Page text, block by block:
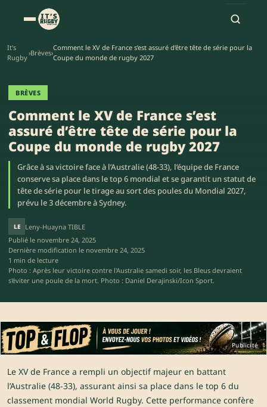
It's
Rugby
›Brèves›
Comment le XV de France s’est assuré d’être tête de série pour la
Coupe du monde de rugby 2027
BRÈVES
Comment le XV de France s’est
assuré d’être tête de série pour la
Coupe du monde de rugby 2027
Grâce à sa victoire face à l’Australie (48-33), l’équipe de France
conserve sa place dans le top 6 mondial et se garantit un statut de
tête de série pour le tirage au sort des poules du Mondial 2027,
prévu le 3 décembre à Sydney.
LE
Leny-Huayna TIBLE
Publié le novembre 24, 2025
Dernière modification le novembre 24, 2025
1 min de lecture
Photo : Après leur victoire contre l'Australie samedi soir, les Bleus devraient
s'éviter une poule de la mort. Photo : Daniel Derajinski/Icon Sport.
Publicité
Le XV de France a rempli un objectif majeur en battant
l’Australie (48-33), assurant ainsi sa place dans le top 6 du
classement mondial World Rugby. Cette performance confère